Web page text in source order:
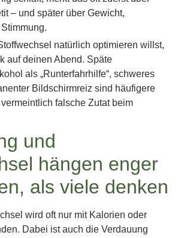
– und später über Gewicht,
natürlich optimieren willst,
auf deinen Abend. Späte
als „Runterfahrhilfe“, schweres
Bildschirmreiz sind häufigere
falsche Zutat beim
und
hängen enger
als viele denken
wird oft nur mit Kalorien oder
Dabei ist auch die Verdauung